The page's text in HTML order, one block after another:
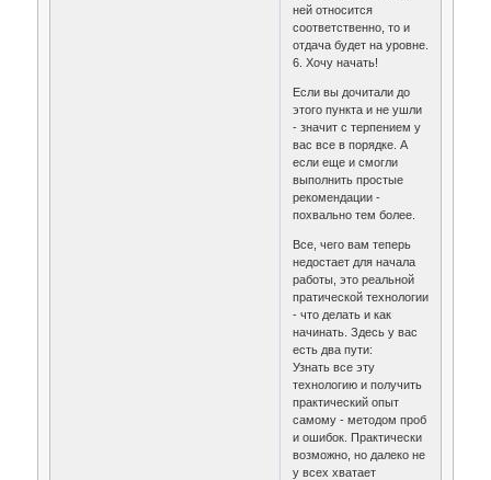
ней относится
соответственно, то и
отдача будет на уровне.
6. Хочу начать!
Если вы дочитали до
этого пункта и не ушли
- значит с терпением у
вас все в порядке. А
если еще и смогли
выполнить простые
рекомендации -
похвально тем более.
Все, чего вам теперь
недостает для начала
работы, это реальной
пратической технологии
- что делать и как
начинать. Здесь у вас
есть два пути:
Узнать все эту
технологию и получить
практический опыт
самому - методом проб
и ошибок. Практически
возможно, но далеко не
у всех хватает